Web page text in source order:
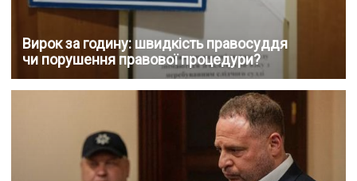
Вирок за годину: швидкість правосуддя
чи порушення правової процедури?